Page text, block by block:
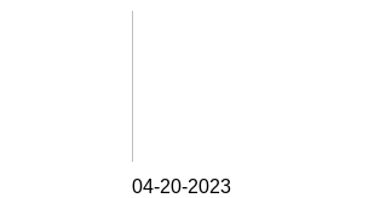
04-20-2023